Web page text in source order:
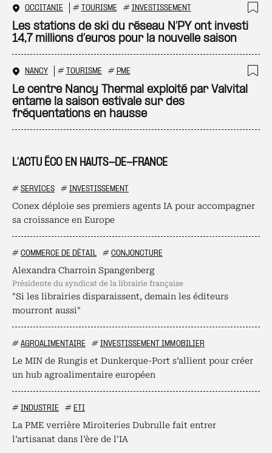
L’ACTU ÉCO EN HAUTS-DE-FRANCE
# SERVICES # INVESTISSEMENT
Conex déploie ses premiers agents IA pour accompagner
sa croissance en Europe
# COMMERCE DE DÉTAIL # CONJONCTURE
Alexandra Charroin Spangenberg
présidente du syndicat de la librairie française
"Si les librairies disparaissent, demain les éditeurs
mourront aussi"
# AGROALIMENTAIRE # INVESTISSEMENT IMMOBILIER
Le MIN de Rungis et Dunkerque-Port s’allient pour créer
un hub agroalimentaire européen
# INDUSTRIE # ETI
La PME verrière Miroiteries Dubrulle fait entrer
l’artisanat dans l’ère de l’IA
OCCITANIE # TOURISME # INVESTISSEMENT
Les stations de ski du réseau N’PY ont investi
14,7 millions d’euros pour la nouvelle saison
NANCY # TOURISME # PME
Le centre Nancy Thermal exploité par Valvital
entame la saison estivale sur des
fréquentations en hausse